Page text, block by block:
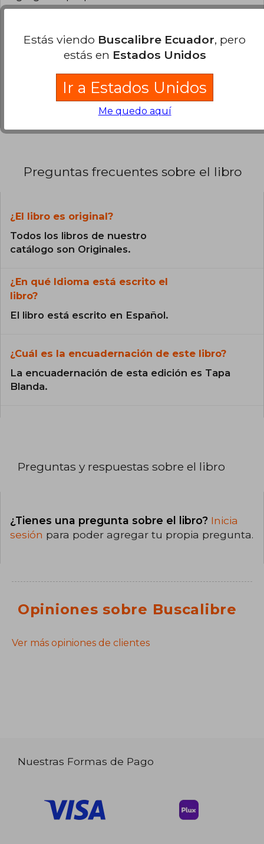
0% (0)
0% (0)
0% (0)
Preguntas frecuentes sobre el libro
¿El libro es original?
Todos los libros de nuestro
catálogo son Originales.
¿En qué Idioma está escrito el
libro?
El libro está escrito en Español.
¿Cuál es la encuadernación de este libro?
La encuadernación de esta edición es Tapa
Blanda.
Preguntas y respuestas sobre el libro
¿Tienes una pregunta sobre el libro? Inicia
sesión para poder agregar tu propia pregunta.
Opiniones sobre Buscalibre
Ver más opiniones de clientes
Nuestras Formas de Pago
Estás viendo Buscalibre Ecuador, pero
estás en Estados Unidos
Ir a Estados Unidos
Me quedo aquí